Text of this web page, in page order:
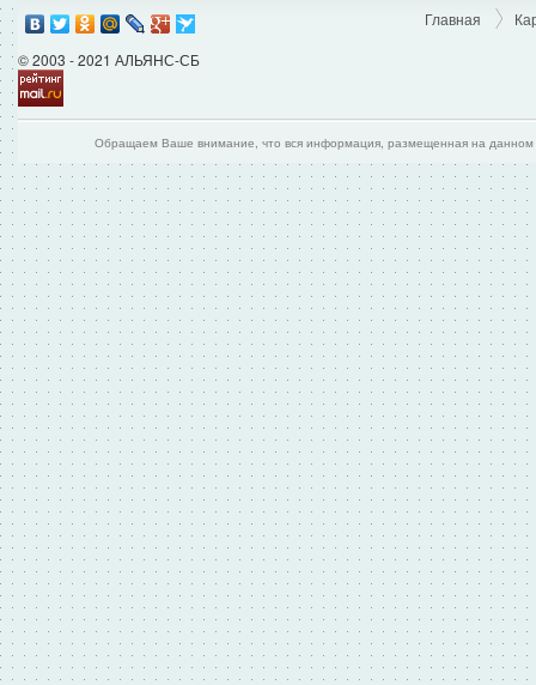
© 2003 - 2021 АЛЬЯНС-СБ
Главная
Обращаем Ваше внимание, что вся информация, размещенная на данном